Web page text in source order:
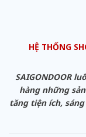
HỆ THỐNG
SAIGONDOOR
hàng những
tăng tiện ích,